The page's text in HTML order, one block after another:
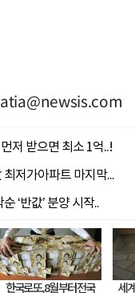
atia@newsis.com